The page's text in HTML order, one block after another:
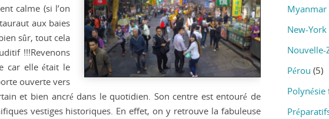
calme (si l’on
aux baies
sûr, tout cela
!!!Revenons
car elle était le
ouverte vers
et bien ancré dans le quotidien. Son centre est entouré de
vestiges historiques. En effet, on y retrouve la fabuleuse
Myanmar
New-York
Nouvelle-
Pérou (5)
Polynésie